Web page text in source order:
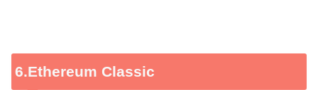
6.Ethereum Classic